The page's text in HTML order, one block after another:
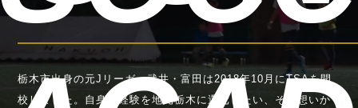
栃木市出身の元Jリーガー武井・富田は2018年10月にTSAを開
校しました。自身の経験を地元栃木に還元したい、その想いか